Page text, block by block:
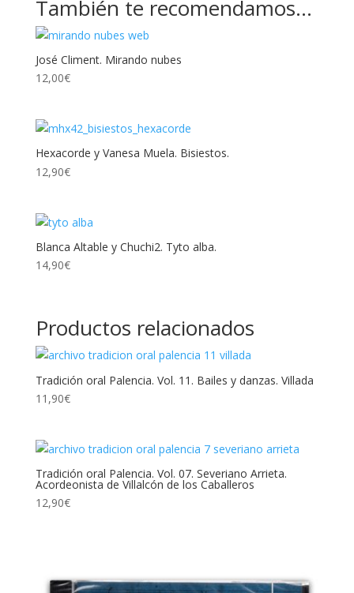
También te recomendamos…
José Climent. Mirando nubes
12,00€
Hexacorde y Vanesa Muela. Bisiestos.
12,90€
Blanca Altable y Chuchi2. Tyto alba.
14,90€
Productos relacionados
Tradición oral Palencia. Vol. 11. Bailes y danzas. Villada
11,90€
Tradición oral Palencia. Vol. 07. Severiano Arrieta.
Acordeonista de Villalcón de los Caballeros
12,90€